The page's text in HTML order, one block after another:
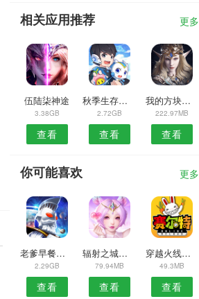
相关应用推荐 更多
伍陆柒神途
3.38GB
查看
秋季生存者火力战场
2.72GB
查看
我的方块森林
222.97MB
查看
你可能喜欢 更多
老爹早餐店英文版
2.29GB
查看
辐射之城安卓
79.94MB
查看
穿越火线枪战王者最新版
49.3MB
查看